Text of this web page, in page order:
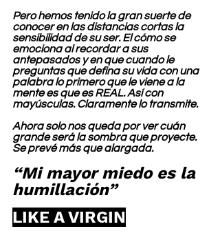
Pero hemos tenido la gran suerte de
conocer en las distancias cortas la
sensibilidad de su ser. El cómo se
emociona al recordar a sus
antepasados y en que cuando le
preguntas que defina su vida con una
palabra lo primero que le viene a la
mente es que es REAL. Así con
mayúsculas. Claramente lo transmite.
Ahora solo nos queda por ver cuán
grande será la sombra que proyecte.
Se prevé más que alargada.
“Mi mayor miedo es la
humillación”
LIKE A VIRGIN